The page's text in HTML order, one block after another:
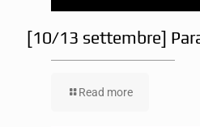
[10/13 settembre]
Read more